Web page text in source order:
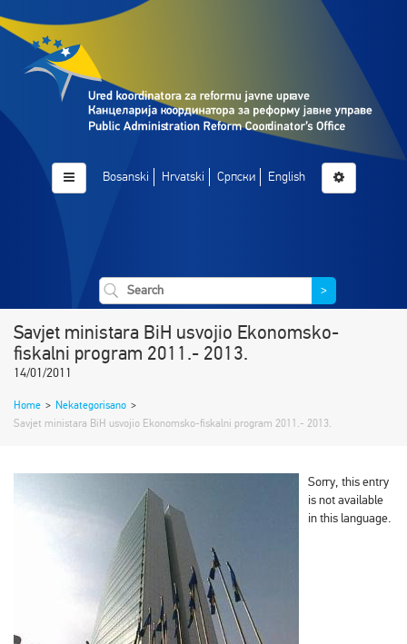
Bosanski Hrvatski Српски English
>
Savjet ministara BiH usvojio Ekonomsko-
fiskalni program 2011.- 2013.
14/01/2011
Home > Nekategorisano >
Savjet ministara BiH usvojio Ekonomsko-fiskalni program 2011.- 2013.
Sorry, this entry
is not available
in this language.